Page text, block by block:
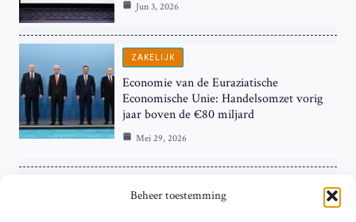
Beheer toestemming
Jun 3, 2026
ZAKELIJK
Economie van de Euraziatische
Economische Unie: Handelsomzet vorig
jaar boven de €80 miljard
Mei 29, 2026
ZAKELIJK